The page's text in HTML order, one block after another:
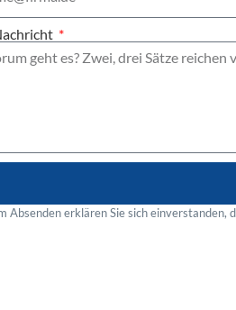
Absenden erklären Sie sich